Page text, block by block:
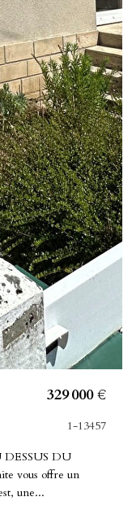
329 000 €
1-13457
DU
vous offre un
une...